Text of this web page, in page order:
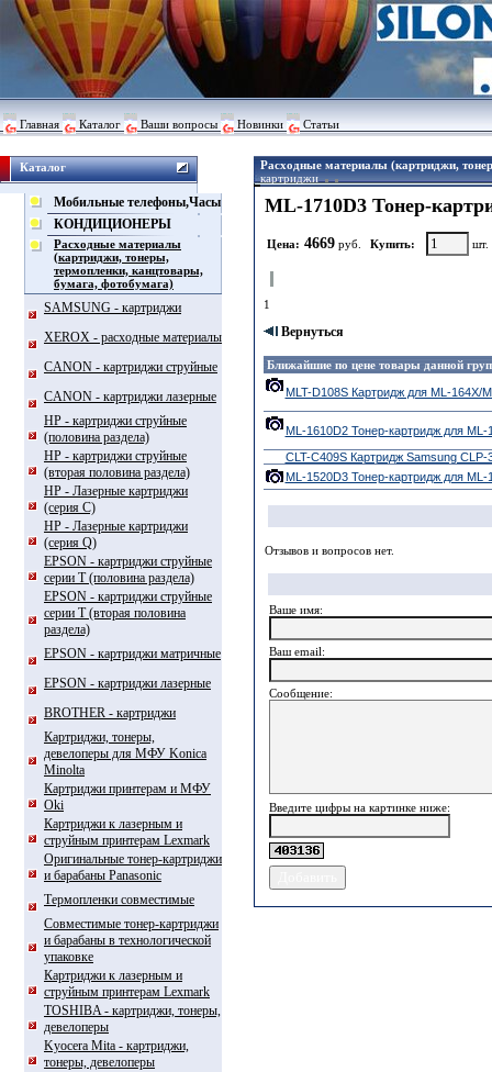
Главная Каталог Ваши вопросы Новинки Статьи
Каталог
Мобильные телефоны,Часы
КОНДИЦИОНЕРЫ
Расходные материалы
(картриджи, тонеры,
термопленки, канцтовары,
бумага, фотобумага)
SAMSUNG - картриджи
XEROX - расходные материалы
CANON - картриджи струйные
CANON - картриджи лазерные
HP - картриджи струйные
(половина раздела)
HP - картриджи струйные
(вторая половина раздела)
HP - Лазерные картриджи
(серия С)
HP - Лазерные картриджи
(серия Q)
EPSON - картриджи струйные
серии T (половина раздела)
EPSON - картриджи струйные
серии Т (вторая половина
раздела)
EPSON - картриджи матричные
EPSON - картриджи лазерные
BROTHER - картриджи
Картриджи, тонеры,
девелоперы для МФУ Konica
Minolta
Картриджи принтерам и МФУ
Oki
Картриджи к лазерным и
струйным принтерам Lexmark
Оригинальные тонер-картриджи
и барабаны Panasonic
Термопленки совместимые
Совместимые тонер-картриджи
и барабаны в технологической
упаковке
Картриджи к лазерным и
струйным принтерам Lexmark
TOSHIBA - картриджи, тонеры,
девелоперы
Kyocera Mita - картриджи,
тонеры, девелоперы
Расходные материалы (картриджи,
картриджи
ML-1710D3 Тонер-
Цена: 4669 руб. Купить: шт.
1
Вернуться
Ближайшие по цене товары данной
MLT-D108S Картридж для ML-164X/
ML-1610D2 Тонер-картридж для
CLT-C409S Картридж Samsung
ML-1520D3 Тонер-картридж для ML-
Отзывов и вопросов нет.
Ваше имя:
Ваш еmail:
Сообщение:
Введите цифры на картинке ниже: